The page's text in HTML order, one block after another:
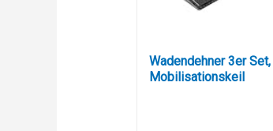
Wadendehner 3er Set,
Mobilisationskeil